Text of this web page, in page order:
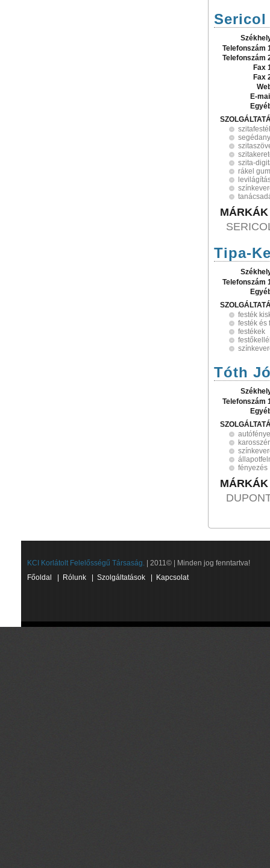
Sericol
Telefonszám
Telefonszám
Fax
Fax
E-
szita-
rákel
MÁRKÁK
Tipa-
Telefonszám
festék
festék és
festékek
Tóth
Telefonszám
fényezés
MÁRKÁK
KCI Korlátolt Felelősségű Társaság. | 2011© | Minden jog fenntartva!
Főoldal
Rólunk Szolgáltatások Kapcsolat